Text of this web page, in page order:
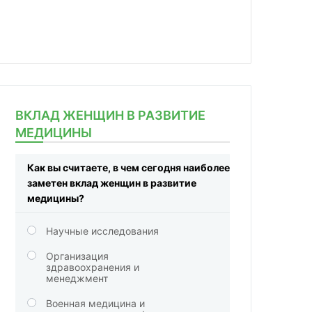
ВКЛАД ЖЕНЩИН В РАЗВИТИЕ
МЕДИЦИНЫ
Как вы считаете, в чем сегодня наиболее
заметен вклад женщин в развитие
медицины?
Научные исследования
Организация
здравоохранения и
менеджмент
Военная медицина и